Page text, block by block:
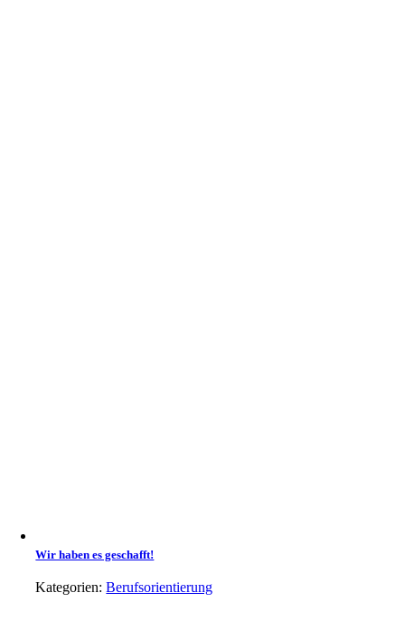
Wir haben es geschafft!
Kategorien:Berufsorientierung